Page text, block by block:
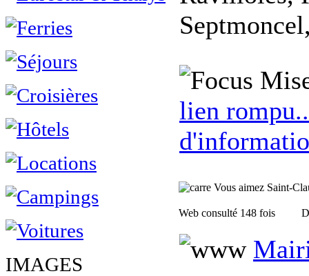
IMAGES
lien
Vous aimez Saint-
Web consulté 148 fois